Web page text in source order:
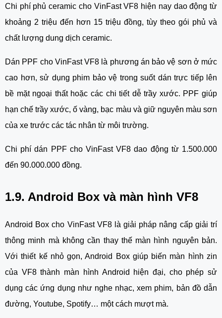
Chi phí phủ ceramic cho VinFast VF8 hiện nay dao động từ
khoảng 2 triệu đến hơn 15 triệu đồng, tùy theo gói phủ và
chất lượng dung dịch ceramic.
Dán PPF cho VinFast VF8 là phương án bảo vệ sơn ở mức
cao hơn, sử dụng phim bảo vệ trong suốt dán trực tiếp lên
bề mặt ngoại thất hoặc các chi tiết dễ trầy xước. PPF giúp
hạn chế trầy xước, ố vàng, bạc màu và giữ nguyên màu sơn
của xe trước các tác nhân từ môi trường.
Chi phí dán PPF cho VinFast VF8 dao động từ 1.500.000
đến 90.000.000 đồng.
1.9. Android Box và màn hình VF8
Android Box cho VinFast VF8 là giải pháp nâng cấp giải trí
thông minh mà không cần thay thế màn hình nguyên bản.
Với thiết kế nhỏ gọn, Android Box giúp biến màn hình zin
của VF8 thành màn hình Android hiện đại, cho phép sử
dụng các ứng dụng như nghe nhạc, xem phim, bản đồ dẫn
đường, Youtube, Spotify… một cách mượt mà.